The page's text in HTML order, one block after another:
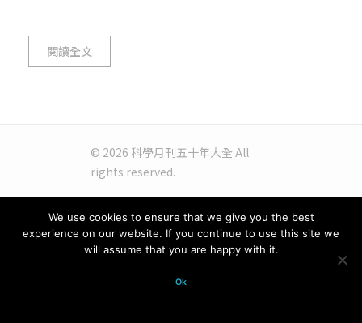
閱讀全文
© 2026 科學月刊五十年大全 All
rights reserved.
We use cookies to ensure that we give you the best
experience on our website. If you continue to use this site we
will assume that you are happy with it.
Ok